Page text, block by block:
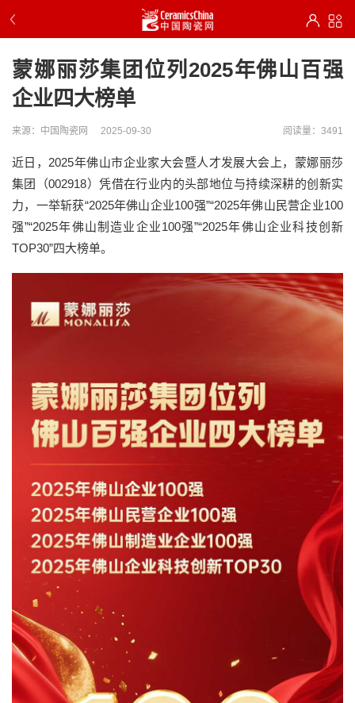
蒙娜丽莎集团位列2025年佛山百强
企业四大榜单
来源：中国陶瓷网 2025-09-30 阅读量：3491
近日，2025年佛山市企业家大会暨人才发展大会上，蒙娜丽莎
集团（002918）凭借在行业内的头部地位与持续深耕的创新实
力，一举斩获“2025年佛山企业100强”“2025年佛山民营企业100
强”“2025年佛山制造业企业100强”“2025年佛山企业科技创新
TOP30”四大榜单。